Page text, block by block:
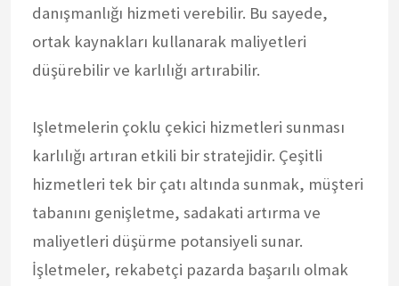
danışmanlığı hizmeti verebilir. Bu sayede,
ortak kaynakları kullanarak maliyetleri
düşürebilir ve karlılığı artırabilir.
Işletmelerin çoklu çekici hizmetleri sunması
karlılığı artıran etkili bir stratejidir. Çeşitli
hizmetleri tek bir çatı altında sunmak, müşteri
tabanını genişletme, sadakati artırma ve
maliyetleri düşürme potansiyeli sunar.
İşletmeler, rekabetçi pazarda başarılı olmak